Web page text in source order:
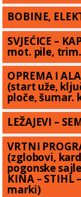
BOBINE,
SVJEĆICE –
mot. pile,
OPREMA I
(start uže,
ploče, šumar.
LEŽAJEVI –
VRTNI
(zglobovi,
pogonske
KINA – STIHL
marki)